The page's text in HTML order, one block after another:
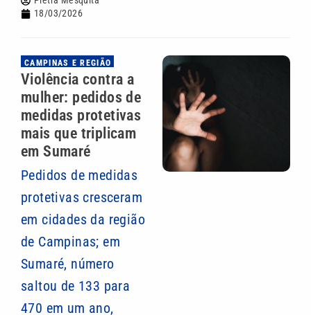
18/03/2026
CAMPINAS E REGIÃO
Violência contra a
mulher: pedidos de
medidas protetivas
mais que triplicam
em Sumaré
Pedidos de medidas
protetivas cresceram
em cidades da região
de Campinas; em
Sumaré, número
saltou de 133 para
470 em um ano,